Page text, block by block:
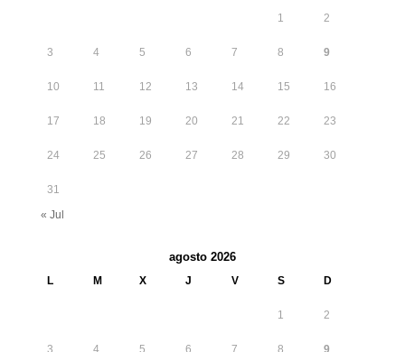
1 2
3 4 5 6 7 8 9
10 11 12 13 14 15 16
17 18 19 20 21 22 23
24 25 26 27 28 29 30
31
« Jul
agosto 2026
L M X J V S D
1 2
3 4 5 6 7 8 9